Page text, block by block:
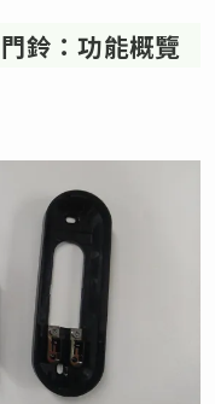
鈴：功能概覽